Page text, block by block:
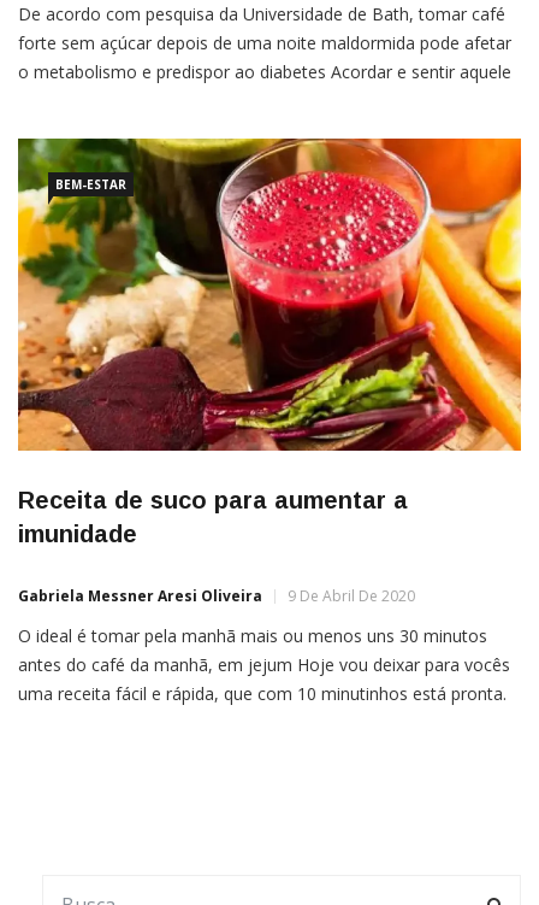
De acordo com pesquisa da Universidade de Bath, tomar café
forte sem açúcar depois de uma noite maldormida pode afetar
o metabolismo e predispor ao diabetes Acordar e sentir aquele
Unido, tomar a bebida em […]
BEM-ESTAR
Receita de suco para aumentar a
imunidade
Gabriela Messner Aresi Oliveira 9 De Abril De 2020
O ideal é tomar pela manhã mais ou menos uns 30 minutos
antes do café da manhã, em jejum Hoje vou deixar para vocês
uma receita fácil e rápida, que com 10 minutinhos está pronta.